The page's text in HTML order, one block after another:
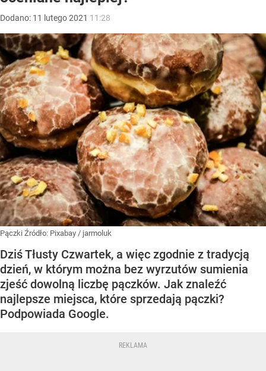
Dodano: 11 lutego2021 11:28
Pączki Źródło: Pixabay / jarmoluk
Dziś Tłusty Czwartek, a więc zgodnie z tradycją
dzień, w którym można bez wyrzutów sumienia
zjeść dowolną liczbę pączków. Jak znaleźć
najlepsze miejsca, które sprzedają pączki?
Podpowiada Google.